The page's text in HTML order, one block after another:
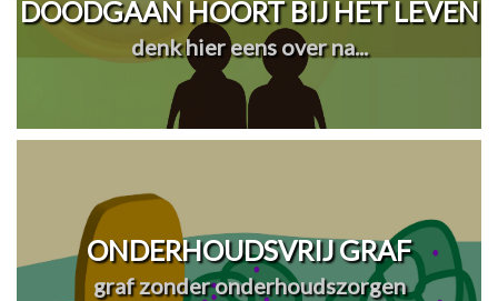
DOODGAAN HOORT BIJ HET LEVEN
denk hier eens over na...
ONDERHOUDSVRIJ GRAF
graf zonder onderhoudszorgen